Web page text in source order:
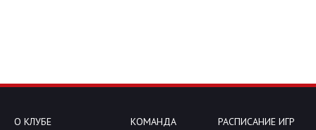
О КЛУБЕ КОМАНДА РАСПИСАНИЕ ИГР